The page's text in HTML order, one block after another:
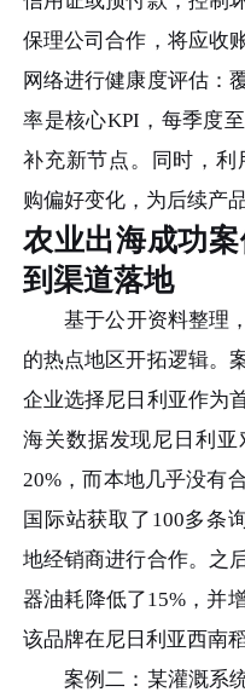
保理公司合作，将应收
网络进行健康度评估：
率是核心KPI，每季度
补充新节点。同时，利
购偏好变化，为后续产
农业出海成功
到渠道落地
基于公开资料整理，
的热点地区开拓逻辑。
企业选择尼日利亚作为
海关数据发现尼日利
20%，而本地几乎没有
国际站获取了100多条
地经销商进行合作。之
器油耗降低了15%，并
该品牌在尼日利亚西南
案例二：某灌溉系统